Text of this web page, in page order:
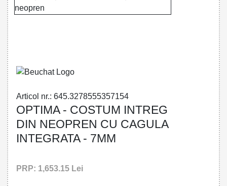
Articol nr.: 645.3278555357154
OPTIMA - COSTUM INTREG
DIN NEOPREN CU CAGULA
INTEGRATA - 7MM
PRP: 1,653.15 Lei